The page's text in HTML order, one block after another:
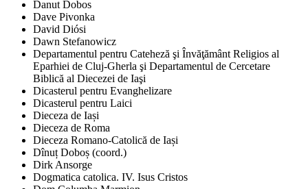
Danut Dobos
Dave Pivonka
David Diósi
Dawn Stefanowicz
Departamentul pentru Cateheză şi Învăţământ Religios al
Eparhiei de Cluj-Gherla şi Departamentul de Cercetare
Biblică al Diecezei de Iaşi
Dicasterul pentru Evanghelizare
Dicasterul pentru Laici
Dieceza de Iași
Dieceza de Roma
Dieceza Romano-Catolică de Iași
Dînuț Doboș (coord.)
Dirk Ansorge
Dogmatica catolica. IV. Isus Cristos